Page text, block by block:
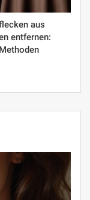
aus
entfernen: